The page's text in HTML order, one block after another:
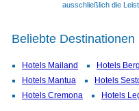
ausschließlich die
Beliebte Destinationen
Hotels Mailand Hotels
Hotels Mantua
Hotels
Hotels Cremona
Hotels